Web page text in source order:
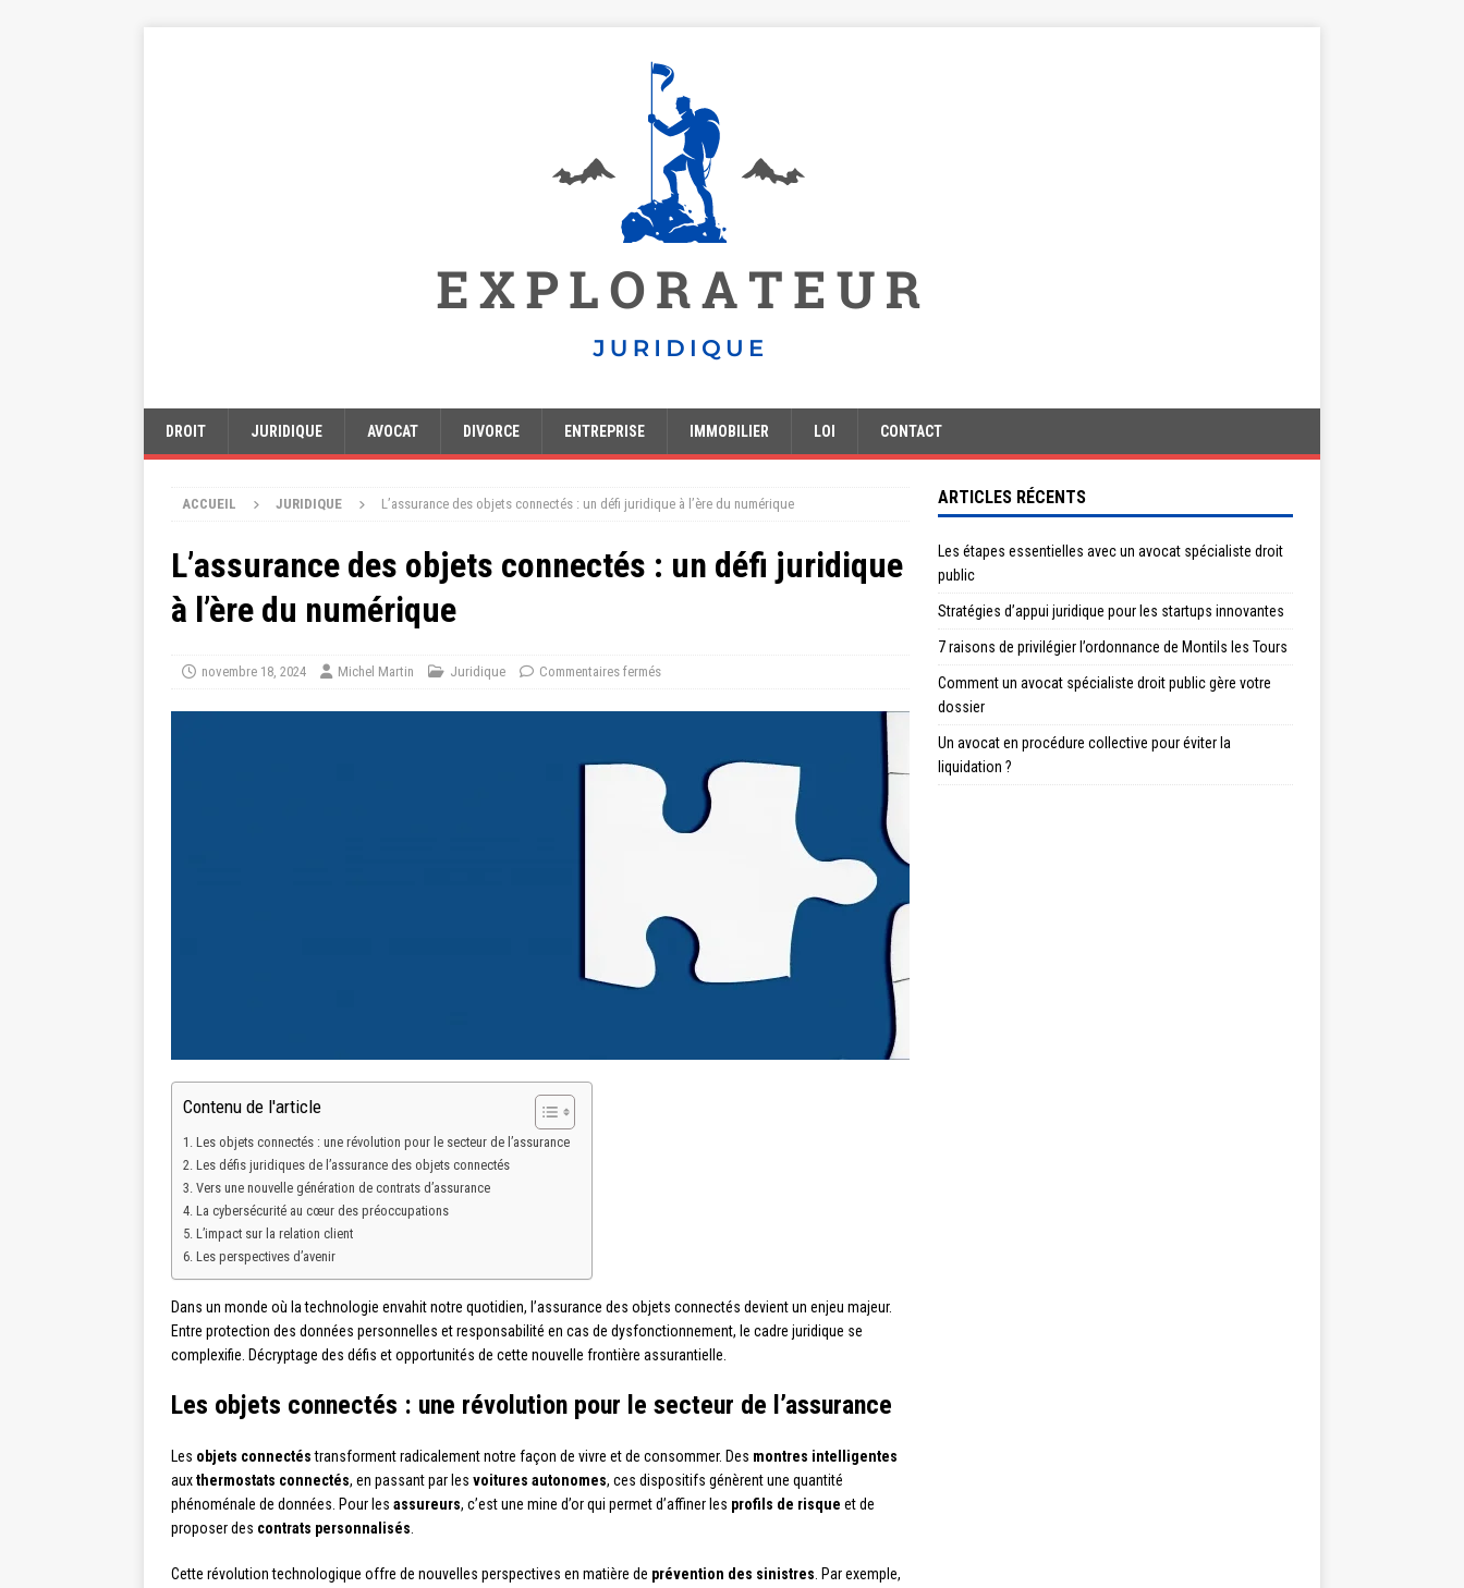
DROIT JURIDIQUE AVOCAT DIVORCE ENTREPRISE IMMOBILIER LOI CONTACT
ACCUEIL JURIDIQUE L’assurance des objets connectés : un défi juridique à l’ère du numérique
L’assurance des objets connectés : un défi juridique
à l’ère du numérique
novembre 18, 2024 Michel Martin Juridique Commentaires fermés
Contenu de l'article
Les objets connectés : une révolution pour le secteur de l’assurance
Les défis juridiques de l’assurance des objets connectés
Vers une nouvelle génération de contrats d’assurance
La cybersécurité au cœur des préoccupations
L’impact sur la relation client
Les perspectives d’avenir
Dans un monde où la technologie envahit notre quotidien, l’assurance des objets connectés devient un enjeu majeur.
Entre protection des données personnelles et responsabilité en cas de dysfonctionnement, le cadre juridique se
complexifie. Décryptage des défis et opportunités de cette nouvelle frontière assurantielle.
Les objets connectés : une révolution pour le secteur de l’assurance
Les objets connectéstransforment radicalement notre façon de vivre et de consommer. Des montres intelligentes
auxthermostats connectés, en passant par les voitures autonomes, ces dispositifs génèrent une quantité
phénoménale de données. Pour les assureurs, c’est une mine d’or qui permet d’affiner les profils de risque et de
proposer des contrats personnalisés
Cette révolution technologique offre de nouvelles perspectives en matière de prévention des sinistres . Par exemple,
ARTICLES RÉCENTS
Les étapes essentielles avec un avocat spécialiste droit
public
Stratégies d’appui juridique pour les startups innovantes
7 raisons de privilégier l’ordonnance de Montils les Tours
Comment un avocat spécialiste droit public gère votre
dossier
Un avocat en procédure collective pour éviter la
liquidation ?